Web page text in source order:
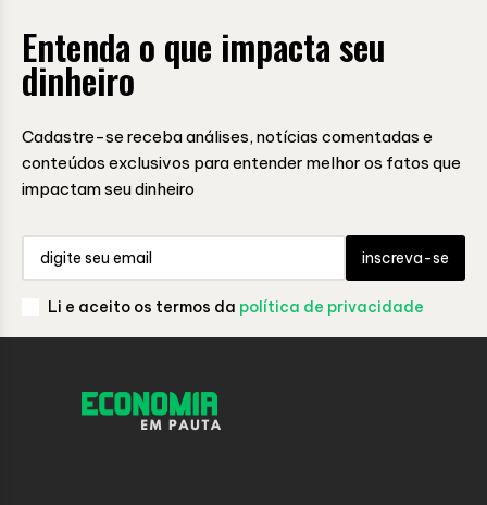
Entenda o que impacta seu
dinheiro
Cadastre-se receba análises, notícias comentadas e
conteúdos exclusivos para entender melhor os fatos que
impactam seu dinheiro
inscreva-se
Li e aceito os termos da política de privacidade